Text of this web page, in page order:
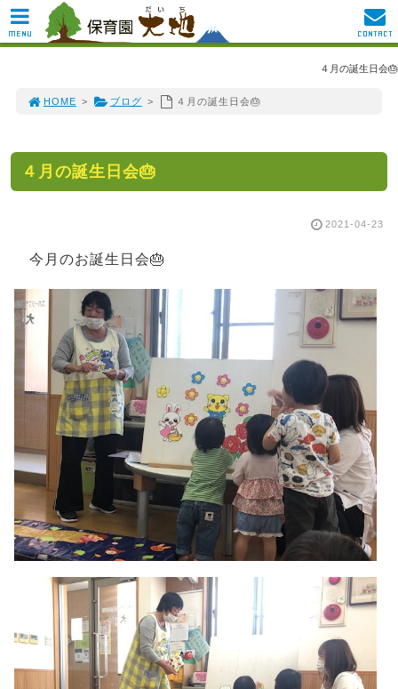
４月の誕生日会🎂
HOME > ブログ > ４月の誕生日会🎂
４月の誕生日会🎂
2021-04-23
今月のお誕生日会🎂
MENU CONTACT